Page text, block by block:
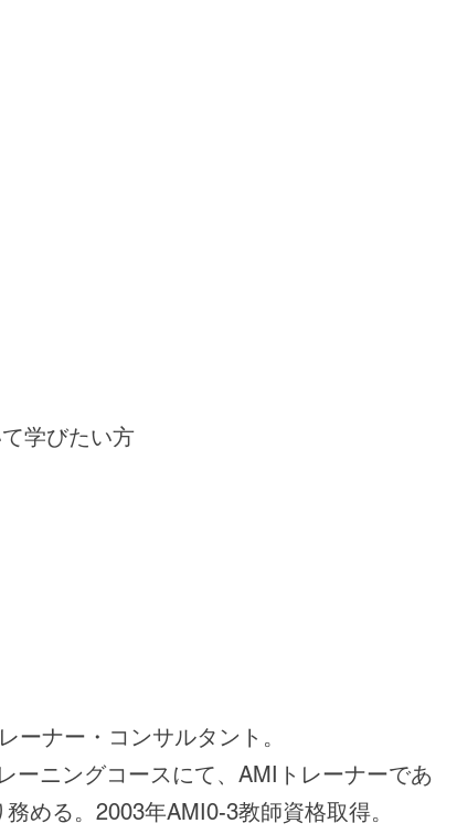
学びたい方
ナー・コンサルタント。
ーニングコースにて、AMIトレーナーであ
める。2003年AMI0-3教師資格取得。